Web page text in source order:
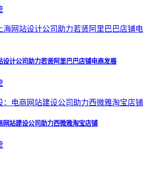
设计公司助力若贤阿里巴巴店铺电商发展
网站建设公司助力西微雅淘宝店铺